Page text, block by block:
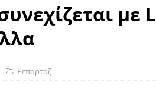
Kυρ. Μητσοτάκης: “Ουδέποτε
το λογισμικό Predator”
ΡΕΠΟΡΤΑΖ
2021 ] Το Ανοιχτό Παράθυρο ευχαριστεί
2020 ]
με
Ρεπορτάζ